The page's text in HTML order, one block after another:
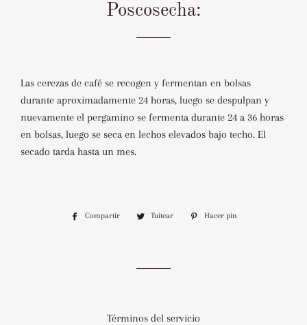
Poscosecha:
Las cerezas de café se recogen y fermentan en bolsas
durante aproximadamente 24 horas, luego se despulpan y
nuevamente el pergamino se fermenta durante 24 a 36 horas
en bolsas, luego se seca en lechos elevados bajo techo. El
secado tarda hasta un mes.
Compartir
CompartirTuitear
Tuitear
Hacer pin
Términos del servicio